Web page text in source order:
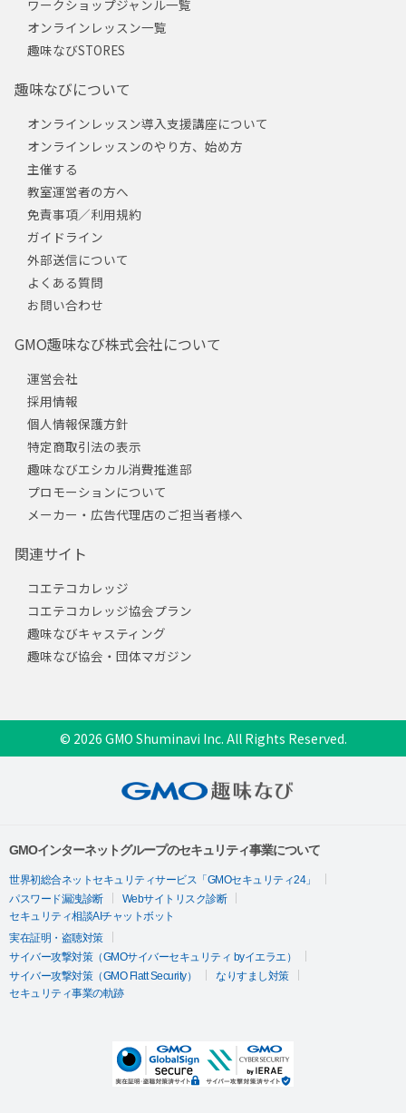
ワークショップジャンル一覧
オンラインレッスン一覧
趣味なびSTORES
趣味なびについて
オンラインレッスン導入支援講座について
オンラインレッスンのやり方、始め方
主催する
教室運営者の方へ
免責事項／利用規約
ガイドライン
外部送信について
よくある質問
お問い合わせ
GMO趣味なび株式会社について
運営会社
採用情報
個人情報保護方針
特定商取引法の表示
趣味なびエシカル消費推進部
プロモーションについて
メーカー・広告代理店のご担当者様へ
関連サイト
コエテコカレッジ
コエテコカレッジ協会プラン
趣味なびキャスティング
趣味なび協会・団体マガジン
© 2026 GMO Shuminavi Inc. All Rights Reserved.